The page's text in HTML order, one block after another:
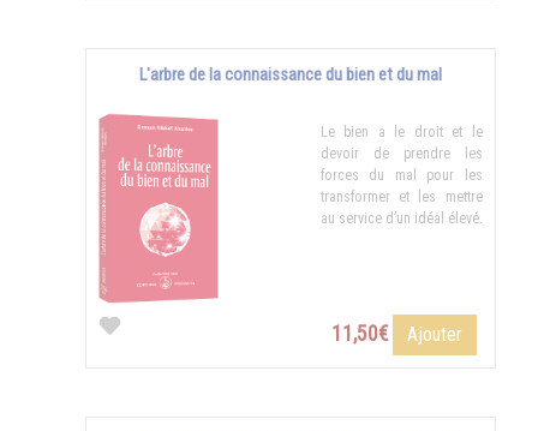
L'arbre de la connaissance du bien et du mal
Le bien a le droit et le
devoir de prendre les
forces du mal pour les
transformer et les mettre
au service d’un idéal élevé.
11,50€ Ajouter